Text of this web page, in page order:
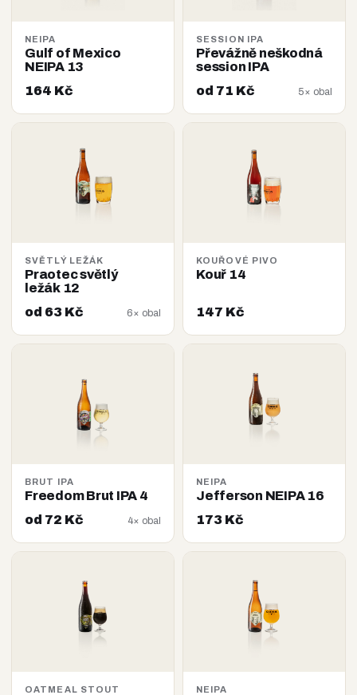
NEIPA
Gulf of Mexico
NEIPA 13
164 Kč
SESSION IPA
Převážně neškodná
session IPA
od 71 Kč
5× obal
SVĚTLÝ LEŽÁK
Praotec světlý
ležák 12
od 63 Kč
6× obal
KOUŘOVÉ PIVO
Kouř 14
147 Kč
BRUT IPA
Freedom Brut IPA 4
od 72 Kč
4× obal
NEIPA
Jefferson NEIPA 16
173 Kč
OATMEAL STOUT NEIPA